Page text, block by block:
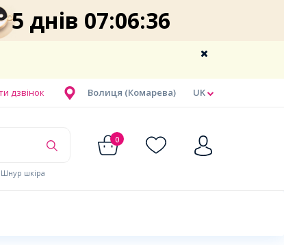
5 днів 07:06:36
UK
Волиця (Комарева)
дзвінок
0
Шнур шкіра